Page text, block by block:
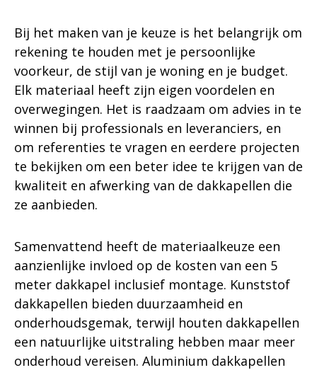
Bij het maken van je keuze is het belangrijk om
rekening te houden met je persoonlijke
voorkeur, de stijl van je woning en je budget.
Elk materiaal heeft zijn eigen voordelen en
overwegingen. Het is raadzaam om advies in te
winnen bij professionals en leveranciers, en
om referenties te vragen en eerdere projecten
te bekijken om een beter idee te krijgen van de
kwaliteit en afwerking van de dakkapellen die
ze aanbieden.
Samenvattend heeft de materiaalkeuze een
aanzienlijke invloed op de kosten van een 5
meter dakkapel inclusief montage. Kunststof
dakkapellen bieden duurzaamheid en
onderhoudsgemak, terwijl houten dakkapellen
een natuurlijke uitstraling hebben maar meer
onderhoud vereisen. Aluminium dakkapellen